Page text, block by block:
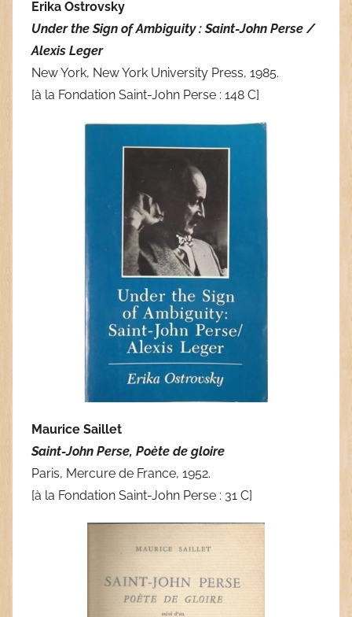
Erika Ostrovsky
Under the Sign of Ambiguity : Saint-John Perse /
Alexis Leger
New York, New York University Press, 1985.
[à la Fondation Saint-John Perse : 148 C]
Maurice Saillet
Saint-John Perse, Poète de gloire
Paris, Mercure de France, 1952.
[à la Fondation Saint-John Perse : 31 C]